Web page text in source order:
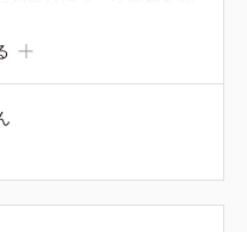
な色を試せなくなってし